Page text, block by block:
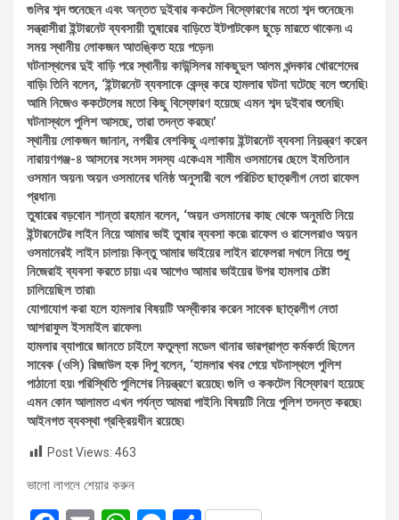
গুলির শব্দ শুনেছেন এবং অন্তত দুইবার ককটেল বিস্ফোরণের মতো শব্দ শুনেছেন৷
সন্ত্রাসীরা ইন্টারনেট ব্যবসায়ী তুষারের বাড়িতে ইটপাটকেল ছুড়ে মারতে থাকেন৷ এ
সময় স্থানীয় লোকজন আতঙ্কিত হয়ে পড়েন৷
ঘটনাস্থলের দুই বাড়ি পরে স্থানীয় কাউন্সিলর মাকছুদুল আলম খন্দকার খোরশেদের
বাড়ি৷ তিনি বলেন, ‘ইন্টারনেট ব্যবসাকে কেন্দ্র করে হামলার ঘটনা ঘটেছে বলে শুনেছি৷
আমি নিজেও ককটেলের মতো কিছু বিস্ফোরণ হয়েছে এমন শব্দ দুইবার শুনেছি৷
ঘটনাস্থলে পুলিশ আসছে, তারা তদন্ত করছে৷’
স্থানীয় লোকজন জানান, নগরীর বেশকিছু এলাকায় ইন্টারনেট ব্যবসা নিয়ন্ত্রণ করেন
নারায়ণগঞ্জ-৪ আসনের সংসদ সদস্য একেএম শামীম ওসমানের ছেলে ইমতিনান
ওসমান অয়ন৷ অয়ন ওসমানের ঘনিষ্ঠ অনুসারী বলে পরিচিত ছাত্রলীগ নেতা রাফেল
প্রধান৷
তুষারের বড়বোন শান্তা রহমান বলেন, ‘অয়ন ওসমানের কাছ থেকে অনুমতি নিয়ে
ইন্টারনেটের লাইন নিয়ে আমার ভাই তুষার ব্যবসা করে৷ রাফেল ও রাসেলরাও অয়ন
ওসমানেরই লাইন চালায়৷ কিন্তু আমার ভাইয়ের লাইন রাফেলরা দখলে নিয়ে শুধু
নিজেরাই ব্যবসা করতে চায়৷ এর আগেও আমার ভাইয়ের উপর হামলার চেষ্টা
চালিয়েছিল তারা৷
যোগাযোগ করা হলে হামলার বিষয়টি অস্বীকার করেন সাবেক ছাত্রলীগ নেতা
আশরাফুল ইসমাইল রাফেল৷
হামলার ব্যাপারে জানতে চাইলে ফতুল্লা মডেল থানার ভারপ্রাপ্ত কর্মকর্তা ছিলেন
সাবেক (ওসি) রিজাউল হক দিপু বলেন, ‘হামলার খবর পেয়ে ঘটনাস্থলে পুলিশ
পাঠানো হয়৷ পরিস্থিতি পুলিশের নিয়ন্ত্রণে রয়েছে৷ গুলি ও ককটেল বিস্ফোরণ হয়েছে
এমন কোন আলামত এখন পর্যন্ত আমরা পাইনি৷ বিষয়টি নিয়ে পুলিশ তদন্ত করছে৷
আইনগত ব্যবস্থা প্রক্রিয়ধীন রয়েছে৷
Post Views: 463
ভালো লাগলে শেয়ার করুন